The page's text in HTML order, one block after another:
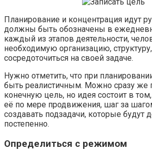
Планирование и концентрация идут
должны быть обозначены в
каждый из этапов деятельности,
необходимую организацию,
сосредоточиться на своей задаче.
Нужно отметить, что при
быть реалистичным. Можно сразу же
конечную цель, но идея состоит в
её по мере продвижения, шаг за
создавать подзадачи, которые будут
постепенно.
Определиться с режимом